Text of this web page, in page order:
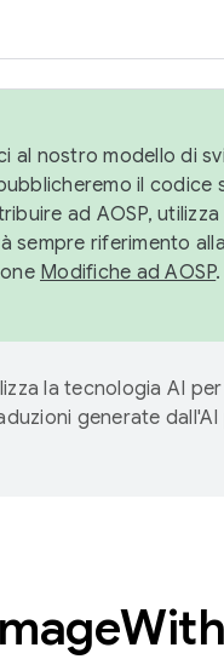
al nostro modello di
il codice
ad AOSP, utilizza
sempre riferimento
Modifiche ad AOSP.
la tecnologia AI
generate
With